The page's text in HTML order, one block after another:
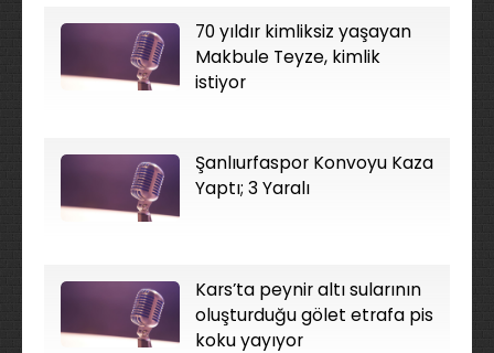
70 yıldır kimliksiz yaşayan
Makbule Teyze, kimlik
istiyor
Şanlıurfaspor Konvoyu Kaza
Yaptı; 3 Yaralı
Kars’ta peynir altı sularının
oluşturduğu gölet etrafa pis
koku yayıyor